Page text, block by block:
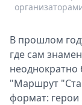
В прошлом
где сам
неоднократно
"Маршрут
формат: герои